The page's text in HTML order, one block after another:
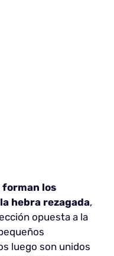
forman los
hebra rezagada,
opuesta a la
luego son unidos